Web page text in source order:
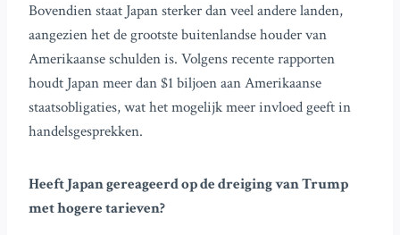
Bovendien staat Japan sterker dan veel andere landen,
aangezien het de grootste buitenlandse houder van
Amerikaanse schulden is. Volgens recente rapporten
houdt Japan meer dan $1 biljoen aan Amerikaanse
staatsobligaties, wat het mogelijk meer invloed geeft in
handelsgesprekken.
Heeft Japan gereageerd op de dreiging van Trump
met hogere tarieven?